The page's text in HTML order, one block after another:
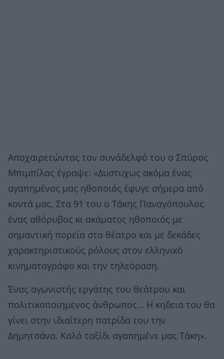
Αποχαιρετώντας τον συνάδελφό του ο Σπύρος
Μπιμπίλας έγραψε: «Δυστυχως ακόμα ένας
αγαπημένος μας ηθοποιός έφυγε σήμερα από
κοντά μας. Στα 91 του ο Τάκης Παναγόπουλος
ένας αθόρυβος κι ακάματος ηθοποιός με
σημαντική πορεία στο θέατρο και με δεκάδες
χαρακτηριστικούς ρόλους στον ελληνικό
κινηματογράφο και την τηλεόραση.
Ένας αγωνιστής εργάτης του θεάτρου και
πολιτικοποιημενος άνθρωπος… Η κηδεια του θα
γίνει στην ιδιαίτερη πατρίδα του την
Δημητσάνα. Καλό ταξίδι αγαπημένε μας Τάκη».